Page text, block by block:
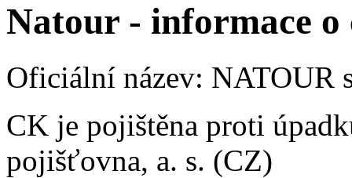
Natour - informace o
Oficiální název: NATOUR
CK je pojištěna proti
pojišťovna, a. s. (CZ)